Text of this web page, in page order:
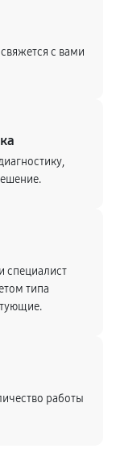
с вами
специалист
типа
работы